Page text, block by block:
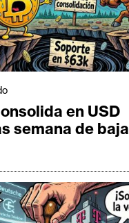
en USD
semana de baja